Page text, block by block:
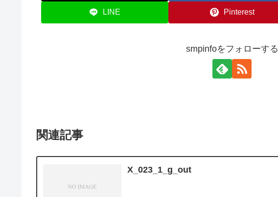
LINE Pinterest
smpinfoをフォローする
関連記事
X_023_1_g_out